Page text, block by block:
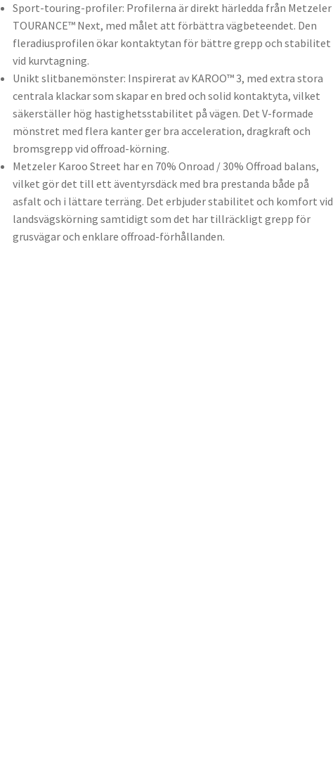
Sport-touring-profiler: Profilerna är direkt härledda från Metzeler
TOURANCE™ Next, med målet att förbättra vägbeteendet. Den
fleradiusprofilen ökar kontaktytan för bättre grepp och stabilitet
vid kurvtagning.
Unikt slitbanemönster: Inspirerat av KAROO™ 3, med extra stora
centrala klackar som skapar en bred och solid kontaktyta, vilket
säkerställer hög hastighetsstabilitet på vägen. Det V-formade
mönstret med flera kanter ger bra acceleration, dragkraft och
bromsgrepp vid offroad-körning.
Metzeler Karoo Street har en 70% Onroad / 30% Offroad balans,
vilket gör det till ett äventyrsdäck med bra prestanda både på
asfalt och i lättare terräng. Det erbjuder stabilitet och komfort vid
landsvägskörning samtidigt som det har tillräckligt grepp för
grusvägar och enklare offroad-förhållanden.